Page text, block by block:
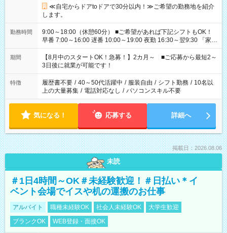
≪自宅からドアtoドアで30分以内！≫ご希望の勤務地を紹介
します。
勤務時間
9:00～18:00（休憩60分） ■ご希望があれば下記シフトもOK！
早番 7:00～16:00 遅番 10:00～19:00 夜勤 16:30～翌9:30 「家族
と休みを合わせたい」 「余裕を持って夕飯の準備がしたい」
「できれば残業はしたくない」 など、ご希望を教えてください
ね。 ※Wワーク希望の方へ 今ご覧のお仕事で希望する勤務時間
と、もう1つのお仕事の勤務時間。 合計で週40時間を超える場
合は応募できません。
期間
【8月中のスタートOK！急募！】2カ月～ ■ご応募から最短2～
3日後に就業が可能です！
特徴 履歴書不要 / 40～50代活躍中 / 服装自由 / シフト勤務 / 10名以
上の大量募集 / 電話対応なし / パソコンスキル不要
気になる！ 応募する 詳細へ
掲載日：2026.08.06
未読
＃1日4時間～OK＃未経験歓迎！＃日払い＊イ
ベント会場でイスや机の運搬のお仕事
アルバイト 職種未経験OK 社会人未経験OK
大学生歓迎
ブランクOK
WEB登録・面接OK